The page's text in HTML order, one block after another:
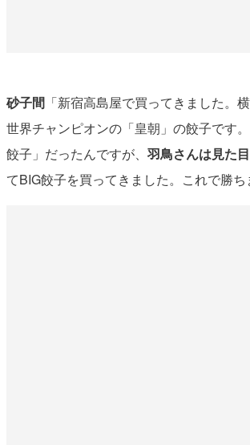
砂子間「新宿高島屋で買ってきました。
世界チャンピオンの「皇朝」の餃子です
餃子」だったんですが、 羽鳥さんは見た
てBIG餃子を買ってきました。これで勝ち